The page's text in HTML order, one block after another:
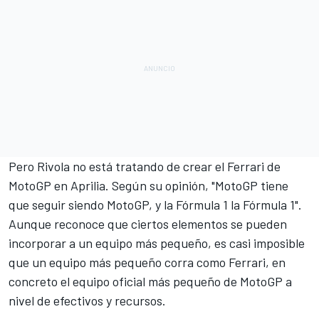
Pero Rivola no está tratando de crear el Ferrari de
MotoGP en Aprilia. Según su opinión, "MotoGP tiene
que seguir siendo MotoGP, y la Fórmula 1 la Fórmula 1".
Aunque reconoce que ciertos elementos se pueden
incorporar a un equipo más pequeño, es casi imposible
que un equipo más pequeño corra como Ferrari, en
concreto el equipo oficial más pequeño de MotoGP a
nivel de efectivos y recursos.